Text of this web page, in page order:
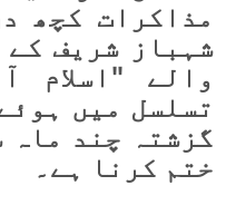
مذاکرات کچھ
شہباز شریف
والے "اسلام
تسلسل میں
گزشتہ چند ماہ
ختم کرنا ہے۔